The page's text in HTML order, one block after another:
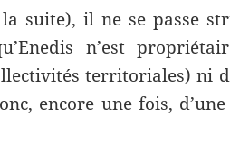
suite), il ne se passe
n’est
territoriales) ni
encore une fois,